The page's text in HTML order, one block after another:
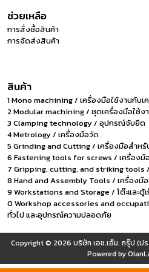
ช่วยเหลือ
การสั่งซื้อสินค้า
การจัดส่งสินค้า
สินค้า
1 Mono machining / เครื่องมือใช้งานกับเ
2 Modular machining / ชุดเครื่องมือใช้ง
3 Clamping technology / อุปกรณ์จับยึด
4 Metrology / เครื่องมือวัด
5 Grinding and Cutting / เครื่องมือสำห
6 Fastening tools for screws / เครื่องมื
7 Gripping, cutting, and striking tools
8 Hand and Assembly Tools / เครื่องมื
9 Workstations and Storage / โต๊ะและตู้
0 Workshop accessories and
ทั่วไป และอุปกรณ์ความปลอดภัย
Copyright © 2026 บริษัท เอช.เอ็ม. กรุ๊ป (ปร
Powered by